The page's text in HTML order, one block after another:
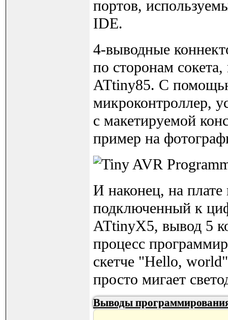
портов,
IDE.
4-выводные
по сторонам
ATtiny85. С
микроконтроллер,
с макетируемой
пример на
И наконец, на плате
подключенный к
ATtinyX5, вывод 5
процесс
скетче "Hello,
просто мигает
Выводы